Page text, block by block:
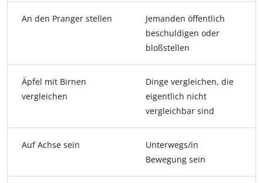
An den Pranger stellen
Jemanden öffentlich
beschuldigen oder
bloßstellen
Äpfel mit Birnen
vergleichen
Dinge vergleichen, die
eigentlich nicht
vergleichbar sind
Auf Achse sein
Unterwegs/in
Bewegung sein